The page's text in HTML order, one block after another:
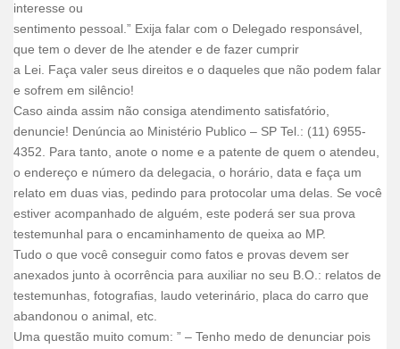
interesse ou
sentimento pessoal.” Exija falar com o Delegado responsável,
que tem o dever de lhe atender e de fazer cumprir
a Lei. Faça valer seus direitos e o daqueles que não podem falar
e sofrem em silêncio!
Caso ainda assim não consiga atendimento satisfatório,
denuncie! Denúncia ao Ministério Publico – SP Tel.: (11) 6955-
4352. Para tanto, anote o nome e a patente de quem o atendeu,
o endereço e número da delegacia, o horário, data e faça um
relato em duas vias, pedindo para protocolar uma delas. Se você
estiver acompanhado de alguém, este poderá ser sua prova
testemunhal para o encaminhamento de queixa ao MP.
Tudo o que você conseguir como fatos e provas devem ser
anexados junto à ocorrência para auxiliar no seu B.O.: relatos de
testemunhas, fotografias, laudo veterinário, placa do carro que
abandonou o animal, etc.
Uma questão muito comum: ” – Tenho medo de denunciar pois